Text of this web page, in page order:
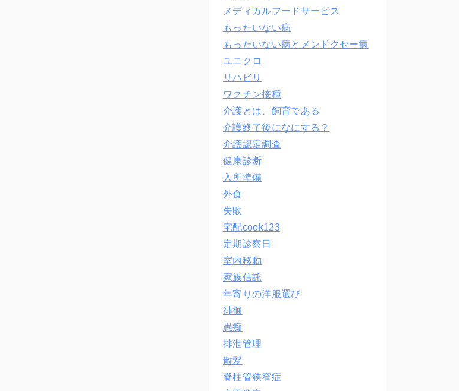
メディカルフードサービス
もったいない病
もったいない病とメンドクセー病
ユニクロ
リハビリ
ワクチン接種
介護とは、飼育である
介護終了後になにする？
介護認定調査
健康診断
入所準備
外食
失敗
宅配cook123
定期診察日
室内移動
家族信託
年寄りの洋服選び
徘徊
愚痴
排泄管理
散髪
脊柱管狭窄症